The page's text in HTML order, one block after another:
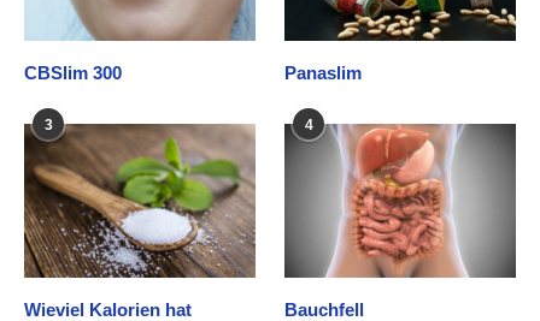
CBSlim 300 Panaslim
3
Wieviel Kalorien hat
4
Bauchfell